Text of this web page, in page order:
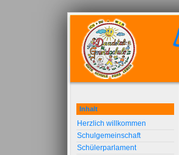
Inhalt
Herzlich willkommen
Schulgemeinschaft
Schülerparlament